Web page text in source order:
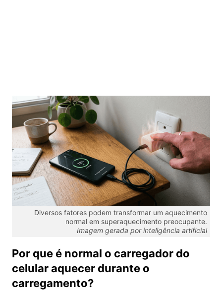
Diversos fatores podem transformar um aquecimento
normal em superaquecimento preocupante.
Imagem gerada por inteligência artificial
Por que é normal o carregador do
celular aquecer durante o
carregamento?